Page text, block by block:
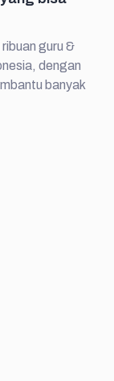
guru &
dengan
banyak